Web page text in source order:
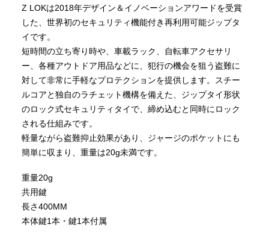
Z LOKは2018年デザイン＆イノベーションアワードを受賞
した、世界初のセキュリティ機能付き再利用可能ジップタ
イです。
短時間の立ち寄り時や、車載ラック、自転車アクセサリ
ー、各種アウトドア用品などに、犯行の機会を狙う盗難に
対して非常に手軽なプロテクションを提供します。スチー
ルコアと独自のラチェット機構を備えた、ジップタイ形状
のロック式セキュリティタイで、締め込むと同時にロック
される仕組みです。
軽量ながら盗難抑止効果があり、ジャージのポケットにも
簡単に収まり、重量は20g未満です。
重量20g
共用鍵
長さ400MM
本体鍵1本・鍵1本付属